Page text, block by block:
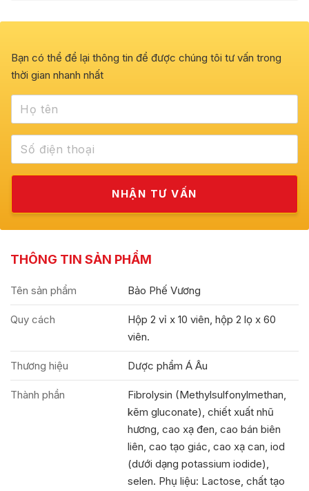
Bạn có thể để lại thông tin để được chúng tôi tư vấn trong
thời gian nhanh nhất
THÔNG TIN SẢN PHẨM
Tên sản phẩm Bảo Phế Vương
Quy cách
Hộp 2 vỉ x 10 viên, hộp 2 lọ x 60
viên.
Thương hiệu Dược phẩm Á Âu
Thành phần
Fibrolysin (Methylsulfonylmethan,
kẽm gluconate), chiết xuất nhũ
hương, cao xạ đen, cao bán biên
liên, cao tạo giác, cao xạ can, iod
(dưới dạng potassium iodide),
selen. Phụ liệu: Lactose, chất tạo